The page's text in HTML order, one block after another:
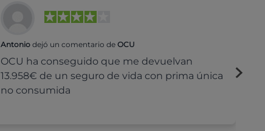
Antonio dejó un comentario deOCU
OCU ha conseguido que me devuelvan
13.958€ de un seguro de vida con prima única
no consumida